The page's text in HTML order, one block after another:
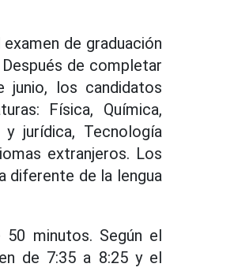
de graduación
de completar
junio, los candidatos
Física, Química,
jurídica, Tecnología
extranjeros. Los
diferente de la lengua
minutos. Según el
de 7:35 a 8:25 y el